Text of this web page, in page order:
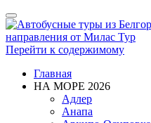
Показать/
Скрыть
навигацию
Перейти к содержимому
Главная
НА МОРЕ 2026
Адлер
Анапа